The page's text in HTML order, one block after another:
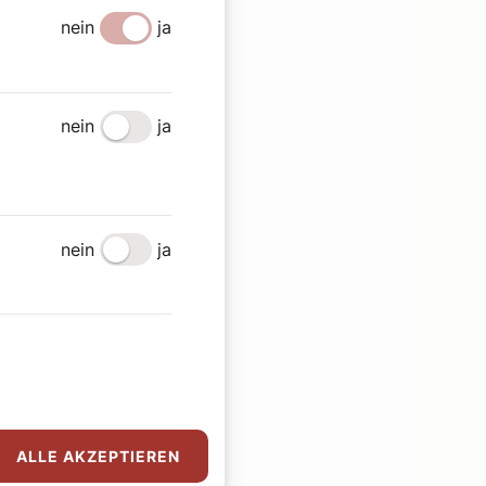
nein
ja
nein ja
nein
ja
ALLE AKZEPTIEREN